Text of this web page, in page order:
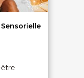
Sensorielle